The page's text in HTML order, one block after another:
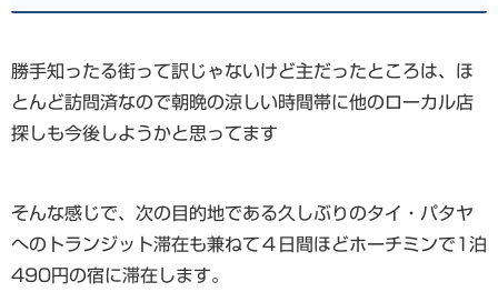
勝手知ったる街って訳じゃないけど主だったところは、ほ
とんど訪問済なので朝晩の涼しい時間帯に他のローカル店
探しも今後しようかと思ってます
そんな感じで、次の目的地である久しぶりのタイ・パタヤ
へのトランジット滞在も兼ねて４日間ほどホーチミンで1泊
490円の宿に滞在します。